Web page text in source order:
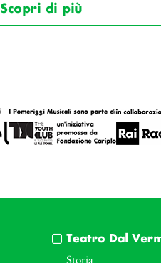
Scopri di più
Teatro Dal
Storia